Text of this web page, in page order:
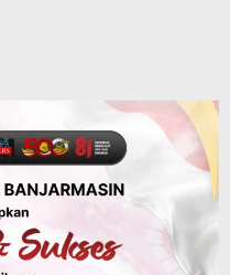
Fasilitas